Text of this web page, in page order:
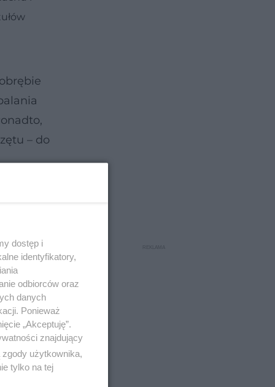
– do
dostęp i
identyfikatory,
odbiorców oraz
danych
Ponieważ
„Akceptuję”.
znajdujący
użytkownika,
tylko na tej